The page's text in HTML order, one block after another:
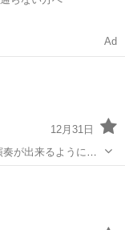
Ad
12月31日
が出来るようにな
んな方に最適なク
楽器演奏にお時間
ブ